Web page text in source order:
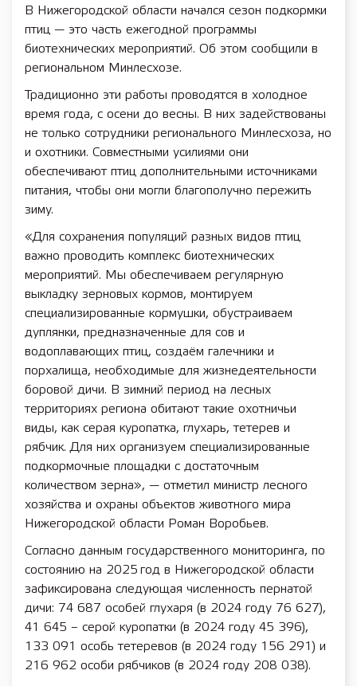
В Нижегородской области начался сезон подкормки
птиц — это часть ежегодной программы
биотехнических мероприятий. Об этом сообщили в
региональном Минлесхозе.
Традиционно эти работы проводятся в холодное
время года, с осени до весны. В них задействованы
не только сотрудники регионального Минлесхоза, но
и охотники. Совместными усилиями они
обеспечивают птиц дополнительными источниками
питания, чтобы они могли благополучно пережить
зиму.
«Для сохранения популяций разных видов птиц
важно проводить комплекс биотехнических
мероприятий. Мы обеспечиваем регулярную
выкладку зерновых кормов, монтируем
специализированные кормушки, обустраиваем
дуплянки, предназначенные для сов и
водоплавающих птиц, создаём галечники и
порхалища, необходимые для жизнедеятельности
боровой дичи. В зимний период на лесных
территориях региона обитают такие охотничьи
виды, как серая куропатка, глухарь, тетерев и
рябчик. Для них организуем специализированные
подкормочные площадки с достаточным
количеством зерна», — отметил министр лесного
хозяйства и охраны объектов животного мира
Нижегородской области Роман Воробьев.
Согласно данным государственного мониторинга, по
состоянию на 2025 год в Нижегородской области
зафиксирована следующая численность пернатой
дичи: 74 687 особей глухаря (в 2024 году 76 627),
41 645 – серой куропатки (в 2024 году 45 396),
133 091 особь тетеревов (в 2024 году 156 291) и
216 962 особи рябчиков (в 2024 году 208 038).